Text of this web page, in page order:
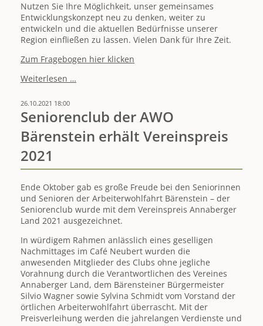
Nutzen Sie Ihre Möglichkeit, unser gemeinsames
Entwicklungskonzept neu zu denken, weiter zu
entwickeln und die aktuellen Bedürfnisse unserer
Region einfließen zu lassen. Vielen Dank für Ihre Zeit.
Zum Fragebogen hier klicken
Weiterlesen …
Umfrage
Entwicklung
Annaberger
Land
2023-
26.10.2021 18:00
Seniorenclub der AWO
Bärenstein erhält Vereinspreis
2021
Ende Oktober gab es große Freude bei den Seniorinnen
und Senioren der Arbeiterwohlfahrt Bärenstein – der
Seniorenclub wurde mit dem Vereinspreis Annaberger
Land 2021 ausgezeichnet.
In würdigem Rahmen anlässlich eines geselligen
Nachmittages im Café Neubert wurden die
anwesenden Mitglieder des Clubs ohne jegliche
Vorahnung durch die Verantwortlichen des Vereines
Annaberger Land, dem Bärensteiner Bürgermeister
Silvio Wagner sowie Sylvina Schmidt vom Vorstand der
örtlichen Arbeiterwohlfahrt überrascht. Mit der
Preisverleihung werden die jahrelangen Verdienste und